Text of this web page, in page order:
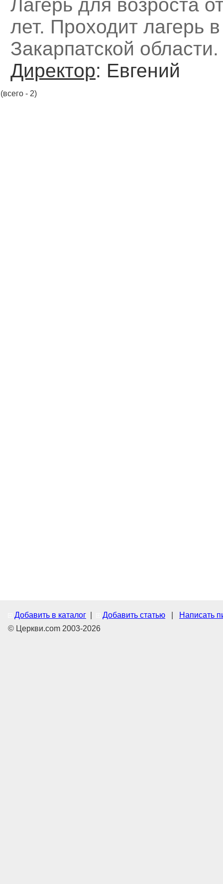
Лагерь для возроста
лет. Проходит лагерь в
Закарпатской области.
Директор: Евгений
(всего - 2)
Добавить в каталог Добавить статью
Написать
© Церкви.com 2003-2026